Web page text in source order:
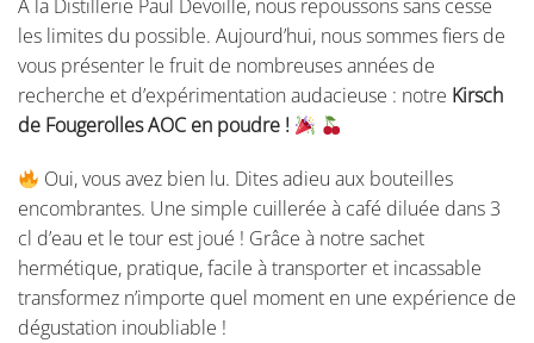
A la Distillerie Paul Devoille, nous repoussons sans cesse
les limites du possible. Aujourd’hui, nous sommes fiers de
vous présenter le fruit de nombreuses années de
recherche et d’expérimentation audacieuse : notre Kirsch
de Fougerolles AOC en poudre !
Oui, vous avez bien lu. Dites adieu aux bouteilles
encombrantes. Une simple cuillerée à café diluée dans 3
cl d’eau et le tour est joué ! Grâce à notre sachet
hermétique, pratique, facile à transporter et incassable
transformez n’importe quel moment en une expérience de
dégustation inoubliable !